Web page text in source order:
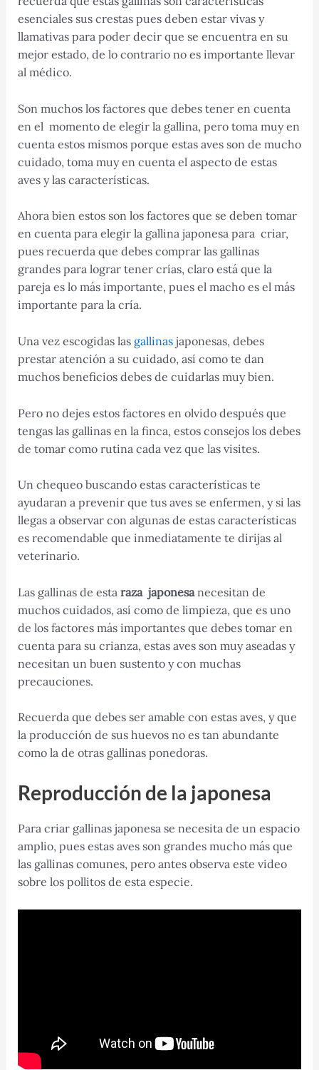
esenciales sus crestas pues deben estar vivas y
llamativas para poder decir que se encuentra en su
mejor estado, de lo contrario no es importante llevar
al médico.
Son muchos los factores que debes tener en cuenta
en el momento de elegir la gallina, pero toma muy en
cuenta estos mismos porque estas aves son de mucho
cuidado, toma muy en cuenta el aspecto de estas
aves y las características.
Ahora bien estos son los factores que se deben tomar
en cuenta para elegir la gallina japonesa para criar,
pues recuerda que debes comprar las gallinas
grandes para lograr tener crías, claro está que la
pareja es lo más importante, pues el macho es el más
importante para la cría.
Una vez escogidas las gallinasjaponesas, debes
prestar atención a su cuidado, así como te dan
muchos beneficios debes de cuidarlas muy bien.
Pero no dejes estos factores en olvido después que
tengas las gallinas en la finca, estos consejos los debes
de tomar como rutina cada vez que las visites.
Un chequeo buscando estas características te
ayudaran a prevenir que tus aves se enfermen, y si las
llegas a observar con algunas de estas características
es recomendable que inmediatamente te dirijas al
veterinario.
Las gallinas de esta raza japonesanecesitan de
muchos cuidados, así como de limpieza, que es uno
de los factores más importantes que debes tomar en
cuenta para su crianza, estas aves son muy aseadas y
necesitan un buen sustento y con muchas
precauciones.
Recuerda que debes ser amable con estas aves, y que
la producción de sus huevos no es tan abundante
como la de otras gallinas ponedoras.
Reproducción de la japonesa
Para criar gallinas japonesa se necesita de un espacio
amplio, pues estas aves son grandes mucho más que
las gallinas comunes, pero antes observa este video
sobre los pollitos de esta especie.